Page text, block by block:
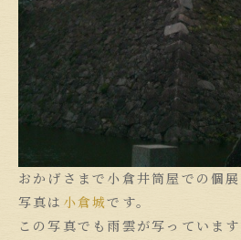
おかげさまで小倉井筒屋での個
写真は 小倉城です。
この写真でも雨雲が写っていま